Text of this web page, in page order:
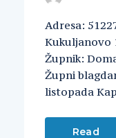
Adresa:
Kukuljanovo
Župnik:
Župni
listopada
Read